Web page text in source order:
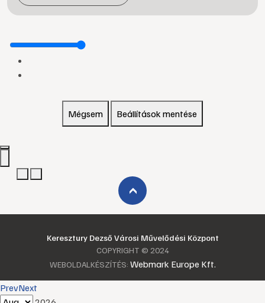
Mégsem Beállítások mentése
›
Keresztury Dezső Városi Művelődési Központ
COPYRIGHT © 2024
WEBOLDALKÉSZÍTÉS: Webmark Europe Kft.
PrevNext